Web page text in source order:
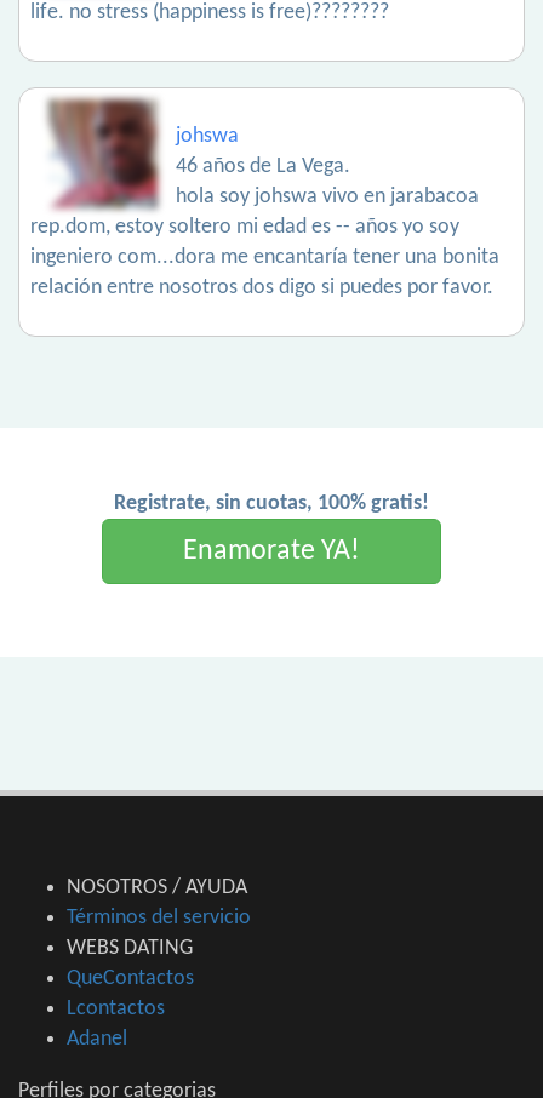
life. no stress (happiness is free)????????
johswa
46 años de La Vega.
hola soy johswa vivo en jarabacoa
rep.dom, estoy soltero mi edad es -- años yo soy
ingeniero com...dora me encantaría tener una bonita
relación entre nosotros dos digo si puedes por favor.
Registrate, sin cuotas, 100% gratis!
Enamorate YA!
NOSOTROS / AYUDA
Términos del servicio
WEBS DATING
QueContactos
Lcontactos
Adanel
Perfiles por categorias